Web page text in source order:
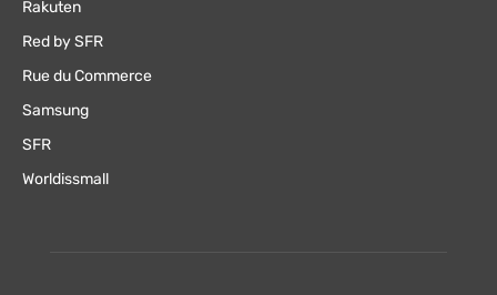
Rakuten
Red by SFR
Rue du Commerce
Samsung
SFR
Worldissmall